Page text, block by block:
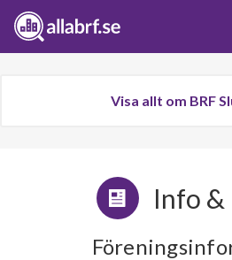
Visa allt om BRF
Info